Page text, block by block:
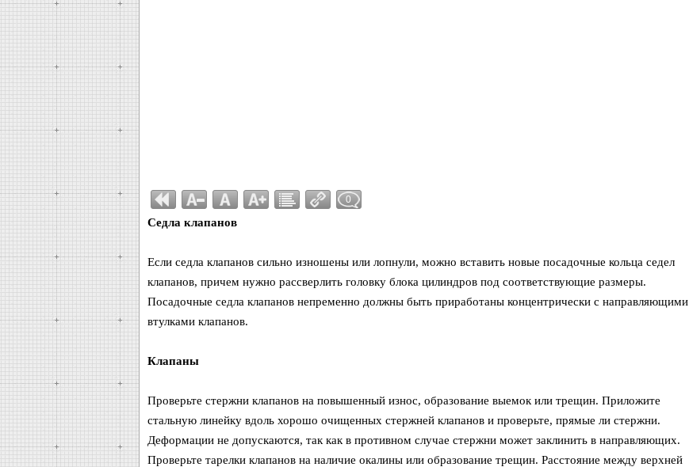
0
Седла клапанов
Если седла клапанов сильно изношены или лопнули, можно вставить новые посадочные кольца седел
клапанов, причем нужно рассверлить головку блока цилиндров под соответствующие размеры.
Посадочные седла клапанов непременно должны быть приработаны концентрически с направляющими
втулками клапанов.
Клапаны
Проверьте стержни клапанов на повышенный износ, образование выемок или трещин. Приложите
стальную линейку вдоль хорошо очищенных стержней клапанов и проверьте, прямые ли стержни.
Деформации не допускаются, так как в противном случае стержни может заклинить в направляющих.
Проверьте тарелки клапанов на наличие окалины или образование трещин. Расстояние между верхней